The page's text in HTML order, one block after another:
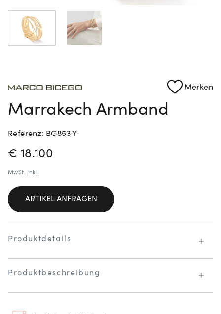
Rolex Certified Pre-Owned entdecken
Merken
Marrakech Armband
Referenz: BG853 Y
PREISINFORMATIONEN
€ 18.100
MwSt. inkl.
ARTIKEL ANFRAGEN
Produktdetails
Produktbeschreibung